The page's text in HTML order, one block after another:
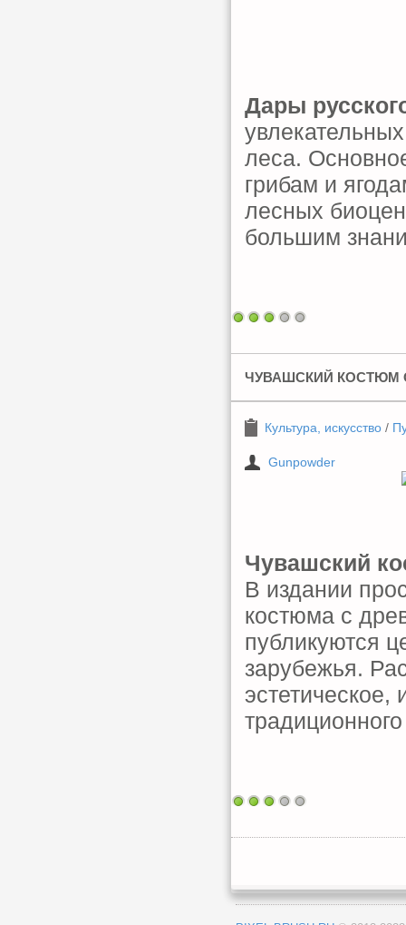
Дары
леса.
грибам и
лесных
большим
ЧУВАШСКИЙ КОСТЮМ
Культура, искусство /
Gunpowder
Чувашский
В издании
костюма с
публикуются
зарубежья.
эстетическое,